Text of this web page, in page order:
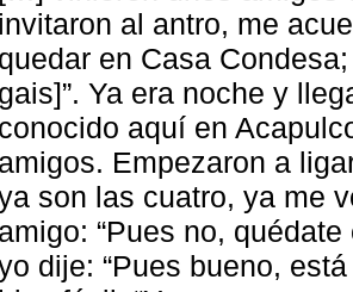
invitaron al antro, me
quedar en Casa
gais]”. Ya era noche y
conocido aquí en
amigos. Empezaron a
son las cuatro, ya me
amigo: “Pues no,
dije: “Pues bueno,